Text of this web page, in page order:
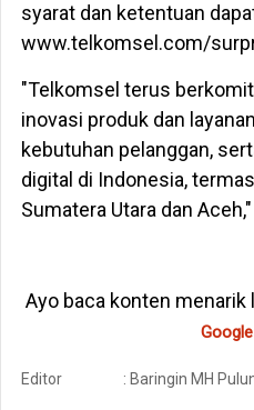
syarat dan ketentuan
www.telkomsel.com/
"Telkomsel terus
inovasi produk dan
kebutuhan pelanggan,
digital di Indonesia,
Sumatera Utara dan
Ayo baca konten
Editor : Baringin MH